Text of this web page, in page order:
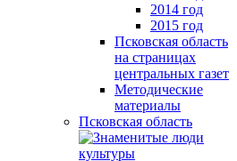
2014 год
2015 год
Псковская область
на страницах
центральных газет
Методические
материалы
Псковская область